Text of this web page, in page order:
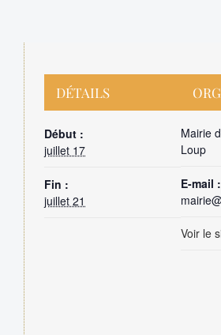
DÉTAILS
Début :
juillet 17
Fin :
juillet 21
Mairie
Loup
E-mail :
Voir le